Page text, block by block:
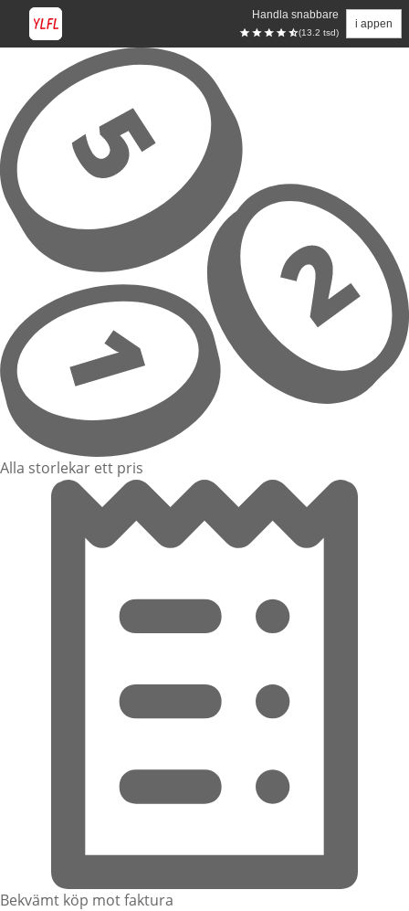
Handla snabbare
(13.2 tsd)
i appen
Hoppa till huvudinnehåll
Alla storlekar ett pris
Bekvämt köp mot faktura